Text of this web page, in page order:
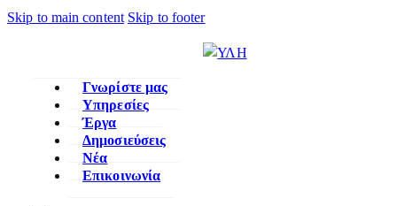
Skip to main content Skip to footer
Γνωρίστε μας
Υπηρεσίες
Έργα
Δημοσιεύσεις
Νέα
Επικοινωνία